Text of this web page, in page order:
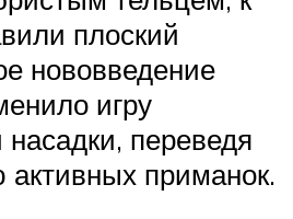
плоский
нововведение
игру
насадки, переведя
активных приманок.